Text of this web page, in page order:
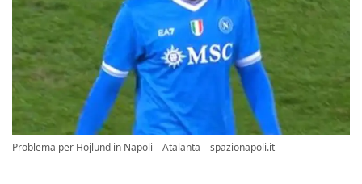
Problema per Hojlund in Napoli – Atalanta – spazionapoli.it